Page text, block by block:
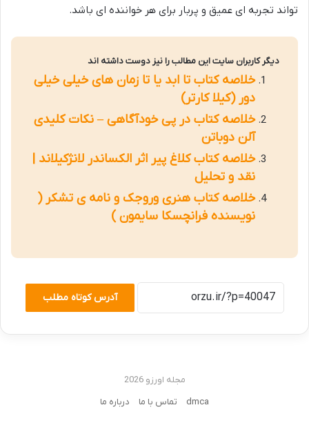
تواند تجربه ای عمیق و پربار برای هر خواننده ای باشد.
دیگر کاربران سایت این مطالب را نیز دوست داشته اند
خلاصه کتاب تا ابد یا تا زمان های خیلی خیلی
دور (کیلا کارتر)
خلاصه کتاب در پی خودآگاهی – نکات کلیدی
آلن دوباتن
خلاصه کتاب کلاغ پیر اثر الکساندر لانژکیلاند |
نقد و تحلیل
خلاصه کتاب هنری وروجک و نامه ی تشکر (
نویسنده فرانچسکا سایمون )
آدرس کوتاه مطلب
مجله اورزو 2026
dmca
تماس با ما درباره ما